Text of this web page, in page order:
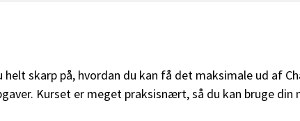
skarp på, hvordan du kan få det maksimale ud af
Kurset er meget praksisnært, så du kan bruge din